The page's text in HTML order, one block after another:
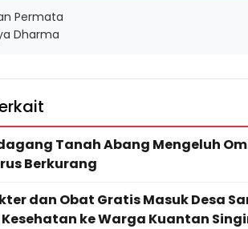
Permata
Dharma
Tanah Abang Mengeluh
Berkurang
dan Obat Gratis Masuk Desa
ke Warga Kuantan